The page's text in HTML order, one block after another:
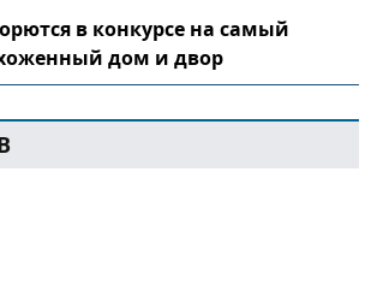
в конкурсе на самый
дом и двор